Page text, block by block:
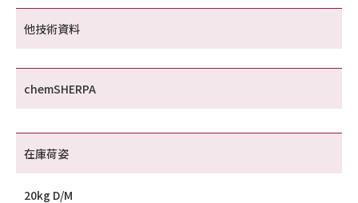
他技術資料
chemSHERPA
在庫荷姿
20kg D/M